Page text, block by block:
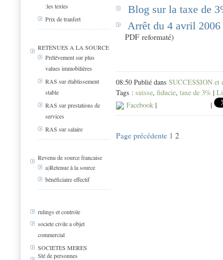
:les textes
Prix de tranfert
RETENUES A LA SOURCE
Prélévement sur plus
values immobilières
RAS sur établissement
stable
RAS sur prestations de
services
RAS sur salaire
Revenu de source francaise
a)Retenue à la source
bénéficiaire effectif
rulings et controle
societe civile a objet
commercial
SOCIETES MERES
Sté de personnes
Blog sur la taxe de
Arrêt du 4 avril
PDF reformaté)
08:50 Publié dans SUCCESSION et
Tags : suisse, fiducie, taxe de 3% |
Facebook | |
Page précédente 1 2